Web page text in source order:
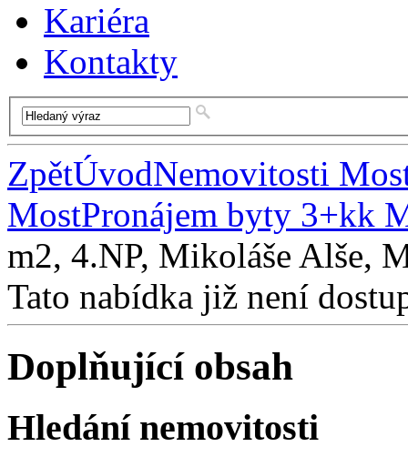
Kariéra
Kontakty
ZpětÚvodNemovitosti
MostPronájem byty 3+kk
m2, 4.NP, Mikoláše Alše,
Tato nabídka již není
Doplňující obsah
Hledání nemovitosti